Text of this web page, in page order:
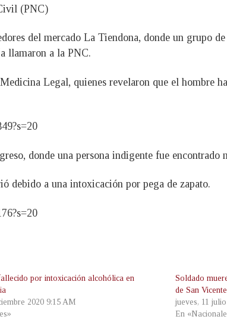
(PNC)
del mercado La Tiendona, donde un grupo
llamaron a la PNC.
Legal, quienes revelaron que el hombre
donde una persona indigente fue encontrado
debido a una intoxicación por pega de zapato.
por intoxicación alcohólica en
2020 9:15 AM
Soldado
de San Vicente
jueves, 11
En